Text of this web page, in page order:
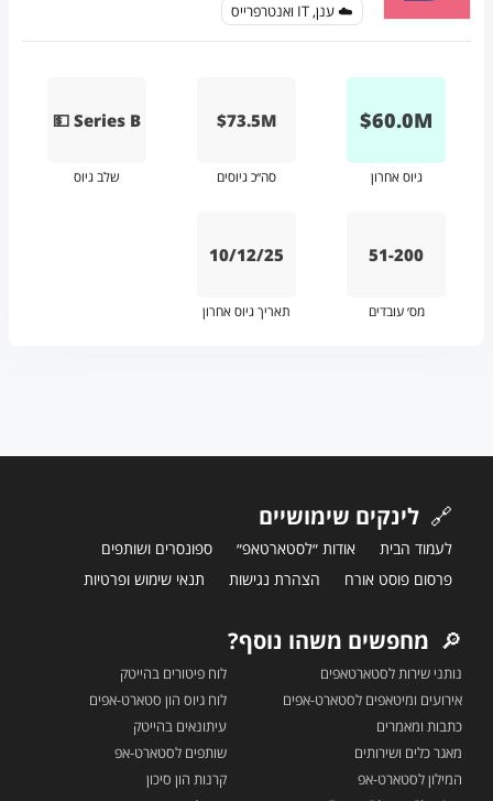
☁️ ענן, IT ואנטרפרייס
M
60.0
$
גיוס אחרון
$73.5M
סה״כ גיוסים
💵 Series B
שלב גיוס
51-200
מס׳ עובדים
10/12/25
תאריך גיוס אחרון
🔗 לינקים שימושיים
לעמוד הבית אודות ״לסטארטאפ״
ספונסרים ושותפים
פרסום פוסט אורח
הצהרת נגישות תנאי שימוש ופרטיות
🔎 מחפשים משהו נוסף?
נותני שירות לסטארטאפים
אירועים ומיטאפים לסטארט-אפים
כתבות ומאמרים
מאגר כלים ושירותים
המילון לסטארט-אפ
לוח פיטורים בהייטק
לוח גיוס הון סטארט-אפים
עיתונאים בהייטק
שותפים לסטארט-אפ
קרנות הון סיכון